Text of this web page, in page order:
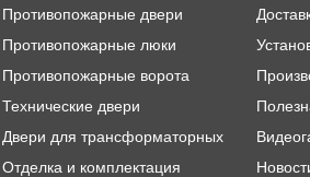
Противопожарные двери
Противопожарные люки
Противопожарные ворота
Технические двери
Двери для трансформаторных
Отделка и комплектация